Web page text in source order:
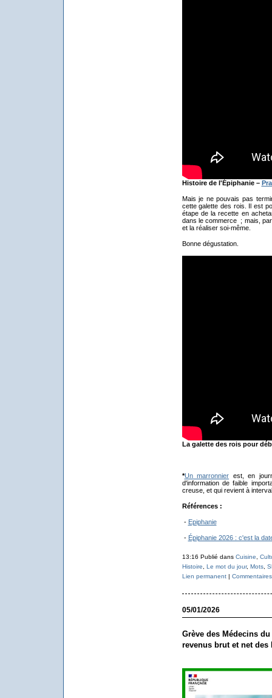
Histoire de l'Épiphanie –
Mais je ne pouvais pas
cette galette des rois. Il est
étape de la recette en
dans le commerce ; mais,
et la réaliser soi-même.
Bonne dégustation.
La galette des rois pour
*Un marronnier est, en
d'information de faible
creuse, et qui revient à
Références :
- Epiphanie
- Épiphanie 2026 : c'est la
13:16 Publié dans Cuisine
Histoire
Le mot du jour, Mots,
Lien permanent|
05/01/2026
Grève des Médecins
revenus brut et net des